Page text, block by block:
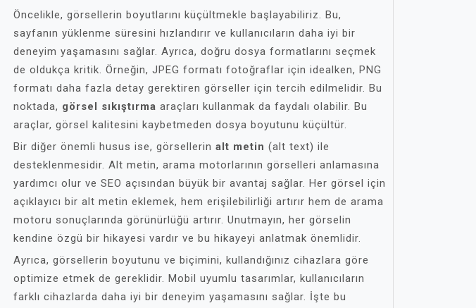
Öncelikle, görsellerin boyutlarını küçültmekle başlayabiliriz. Bu,
sayfanın yüklenme süresini hızlandırır ve kullanıcıların daha iyi bir
deneyim yaşamasını sağlar. Ayrıca, doğru dosya formatlarını seçmek
de oldukça kritik. Örneğin, JPEG formatı fotoğraflar için idealken, PNG
formatı daha fazla detay gerektiren görseller için tercih edilmelidir. Bu
noktada, görsel sıkıştırma araçları kullanmak da faydalı olabilir. Bu
araçlar, görsel kalitesini kaybetmeden dosya boyutunu küçültür.
Bir diğer önemli husus ise, görsellerin alt metin (alt text) ile
desteklenmesidir. Alt metin, arama motorlarının görselleri anlamasına
yardımcı olur ve SEO açısından büyük bir avantaj sağlar. Her görsel için
açıklayıcı bir alt metin eklemek, hem erişilebilirliği artırır hem de arama
motoru sonuçlarında görünürlüğü artırır. Unutmayın, her görselin
kendine özgü bir hikayesi vardır ve bu hikayeyi anlatmak önemlidir.
Ayrıca, görsellerin boyutunu ve biçimini, kullandığınız cihazlara göre
optimize etmek de gereklidir. Mobil uyumlu tasarımlar, kullanıcıların
farklı cihazlarda daha iyi bir deneyim yaşamasını sağlar. İşte bu